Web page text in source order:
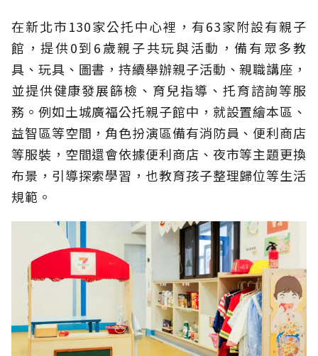
在新北市130家公托中心裡，有63家附設有親子
館，提供0到6歲親子共玩與活動，備有眾多教
具、玩具、圖書，持續舉辦親子活動、親職講座，
並提供健康發展篩檢、育兒指導、托育諮詢等服
務。例如土城廣福公托親子館中，就設置繪本區、
益智區等空間，角色扮演區備有消防員、便利商店
等服裝，空間還會依據便利商店、夜市等主題更換
布景，引導探索學習，也教育孩子整理歸位等生活
規範。